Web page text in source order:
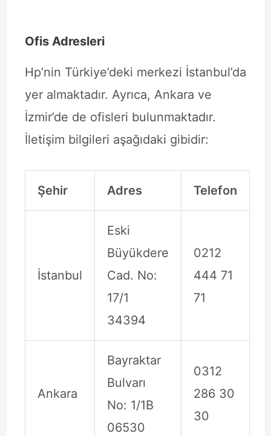
Ofis Adresleri
Hp’nin Türkiye’deki merkezi İstanbul’da
yer almaktadır. Ayrıca, Ankara ve
İzmir’de de ofisleri bulunmaktadır.
İletişim bilgileri aşağıdaki gibidir:
Şehir Adres Telefon
İstanbul
Eski
Büyükdere
Cad. No:
17/1
34394
0212
444 71
71
Ankara
Bayraktar
Bulvarı
No: 1/1B
06530
0312
286 30
30